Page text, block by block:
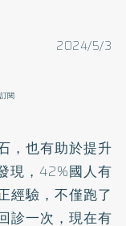
2024/5/3
閱
，也有助於提升
現，42%國人有
經驗，不僅跑了
診一次，現在有